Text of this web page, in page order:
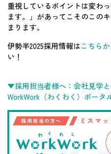
重視しているポイントは変わ
ます。」があってこそのこの
まります。
伊勢半2025採用情報はこちらか
い！
▼採用担当者様へ：会社見学
WorkWork（わくわく）ポータ